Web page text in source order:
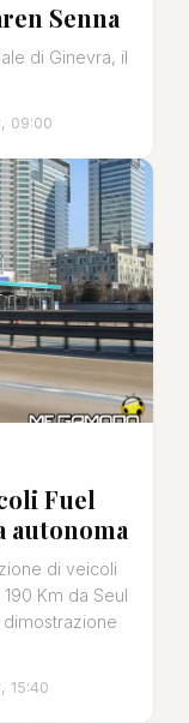
Senna
di Ginevra, il
09:00
Fuel
autonoma
di veicoli
Km da Seul
15:40